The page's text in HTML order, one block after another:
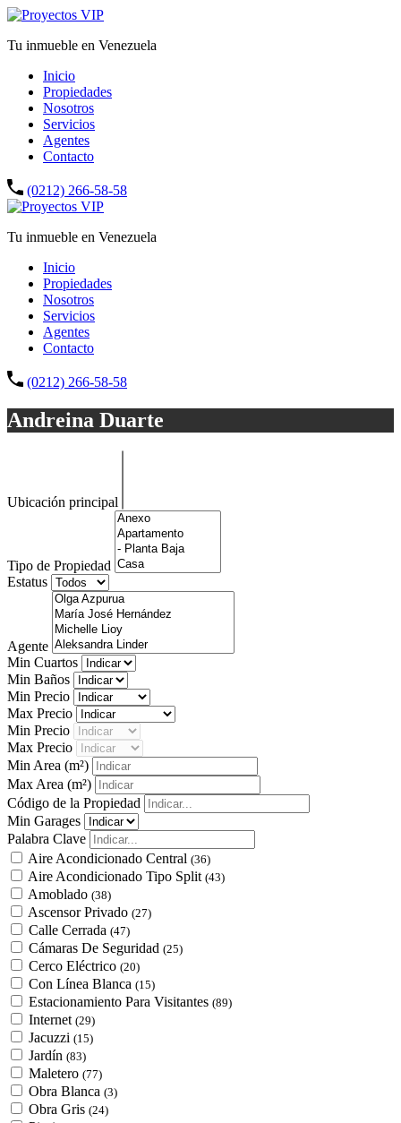
Tu inmueble en Venezuela
Inicio
Propiedades
Nosotros
Servicios
Agentes
Contacto
(0212) 266-58-58
Tu inmueble en Venezuela
Inicio
Propiedades
Nosotros
Servicios
Agentes
Contacto
(0212) 266-58-58
Andreina Duarte
Ubicación principal
Tipo de Propiedad
Estatus
Agente
Min Cuartos
Min Baños
Min Precio
Max Precio
Min Precio
Max Precio
Min Area (m²)
Max Area (m²)
Código de la Propiedad
Min Garages
Palabra Clave
Aire Acondicionado Central (36)
Aire Acondicionado Tipo Split (43)
Amoblado (38)
Ascensor Privado (27)
Calle Cerrada (47)
Cámaras De Seguridad (25)
Cerco Eléctrico (20)
Con Línea Blanca (15)
Estacionamiento Para Visitantes (89)
Internet (29)
Jacuzzi (15)
Jardín (83)
Maletero (77)
Obra Blanca (3)
Obra Gris (24)